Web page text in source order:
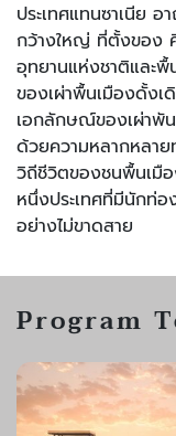
ประเทศแทนซาเนีย
กว้างใหญ่ ที่ตั้งของ
อุทยานแห่งชาติและ
ของเผ่าพื้นเมืองดั้ง
เอกลักษณ์ของเผ่าพั
ด้วยความหลากหลา
วิถีชีวิตของชนพื้นเมือ
หนึ่งประเทศที่มีนักท่อ
อย่างไม่ขาดสาย
Program